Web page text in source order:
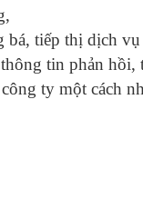
bá, tiếp thị dịch
tin phản hồi,
ty một cách